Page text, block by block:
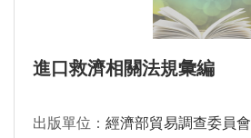
進口救濟相關法規彙編
出版單位： 經濟部貿易調查委員會